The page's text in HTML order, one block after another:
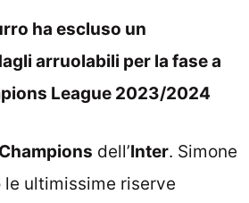
ha escluso un
arruolabili per la fase a
League 2023/2024
dell’Inter. Simone
le ultimissime riserve